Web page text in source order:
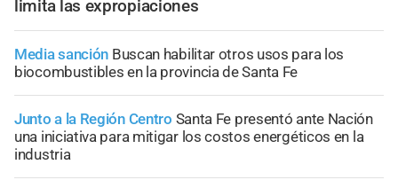
limita las expropiaciones
Media sanción Buscan habilitar otros usos para los
biocombustibles en la provincia de Santa Fe
Junto a la Región Centro Santa Fe presentó ante Nación
una iniciativa para mitigar los costos energéticos en la
industria